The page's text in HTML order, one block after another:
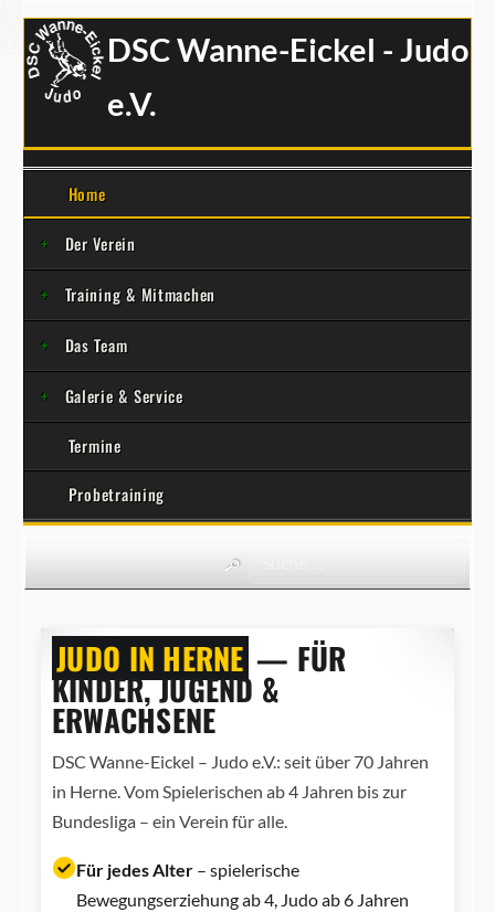
DSC Wanne-Eickel - Judo
e.V.
Home
Der Verein
Training & Mitmachen
Das Team
Galerie & Service
Termine
Probetraining
JUDO IN HERNE — FÜR
KINDER, JUGEND &
ERWACHSENE
DSC Wanne-Eickel – Judo e.V.: seit über 70 Jahren
in Herne. Vom Spielerischen ab 4 Jahren bis zur
Bundesliga – ein Verein für alle.
Für jedes Alter– spielerische
Bewegungserziehung ab 4, Judo ab 6 Jahren